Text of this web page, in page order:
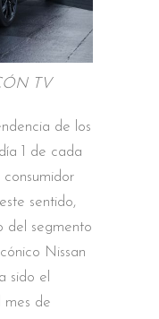
TV
de los
1 de cada
sentido,
del segmento
Nissan
sido el
mes de